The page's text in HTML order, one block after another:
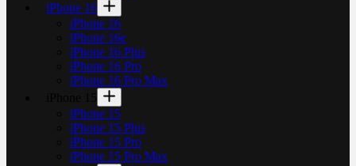
iPhone 16
iPhone 16
iPhone 16e
iPhone 16 Plus
iPhone 16 Pro
iPhone 16 Pro Max
iPhone 15
iPhone 15 Plus
iPhone 15 Pro
iPhone 15 Pro Max